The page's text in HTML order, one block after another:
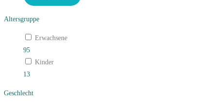
Altersgruppe
Erwachsene
95
Kinder
13
Geschlecht